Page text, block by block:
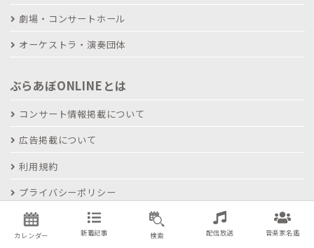
劇場・コンサートホール
オーケストラ・演奏団体
ぶらあぼONLINEとは
コンサート情報掲載について
広告掲載について
利用規約
プライバシーポリシー
関連サービス
カレンダー 新着記事 検索 配信放送 音楽家名鑑